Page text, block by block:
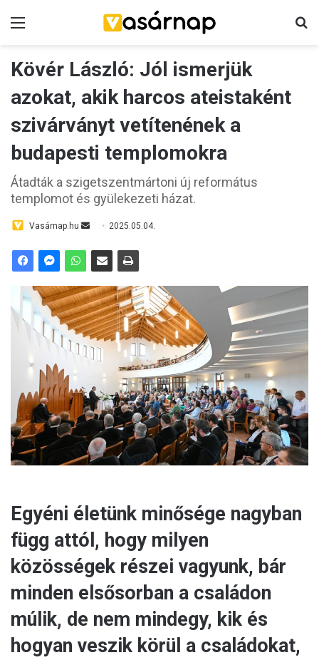
Kövér László: Jól ismerjük
azokat, akik harcos ateistaként
szivárványt vetítenének a
budapesti templomokra
Átadták a szigetszentmártoni új református
templomot és gyülekezeti házat.
Vasárnap.hu
a
n
e
m
a
2025.05.04.
Egyéni életünk minősége nagyban
függ attól, hogy milyen
közösségek részei vagyunk, bár
minden elsősorban a családon
múlik, de nem mindegy, kik és
hogyan veszik körül a családokat,